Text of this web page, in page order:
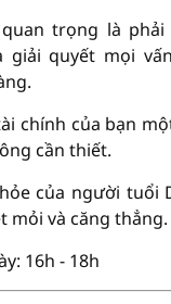
trọng là
giải quyết mọi
chính của bạn
cần thiết.
của người tuổi
mỏi và căng thẳng.
16h - 18h